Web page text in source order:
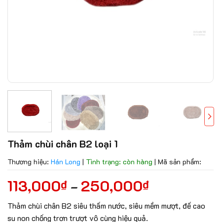
Thảm chùi chân B2 loại 1
Thương hiệu: Hán Long | Tình trạng: còn hàng | Mã sản phẩm:
113,000₫ – 250,000₫
Thảm chùi chân B2 siêu thấm nước, siêu mềm mượt, đế cao
su non chống trơn trượt vô cùng hiệu quả.